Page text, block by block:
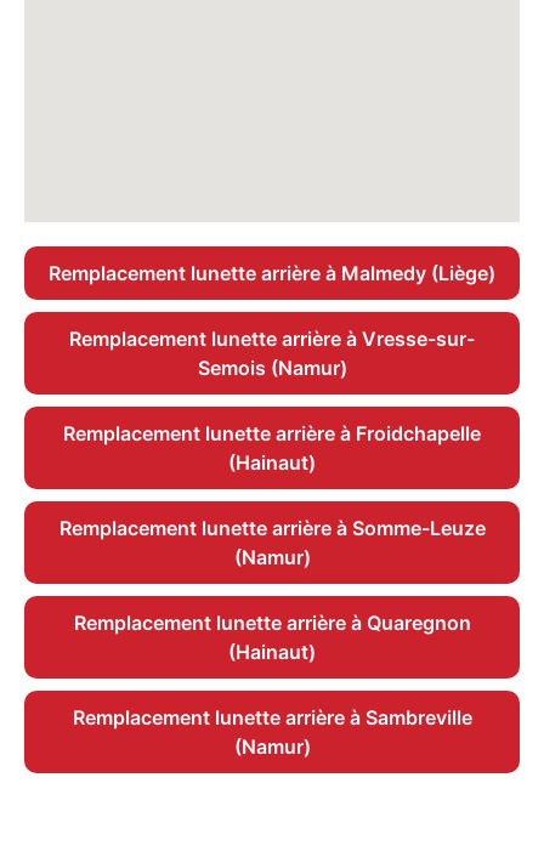
Remplacement lunette arrière à Malmedy (Liège)
Remplacement lunette arrière à Vresse-sur-
Semois (Namur)
Remplacement lunette arrière à Froidchapelle
(Hainaut)
Remplacement lunette arrière à Somme-Leuze
(Namur)
Remplacement lunette arrière à Quaregnon
(Hainaut)
Remplacement lunette arrière à Sambreville
(Namur)